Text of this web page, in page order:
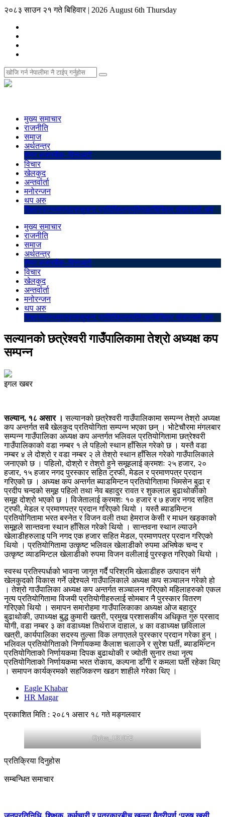
२०८३ साउन २१ गते बिहिवार | 2026 August 6th Thursday
मुख्य समाचार
राजनीति
समाज
अर्थतन्त्र
शेयर बजारबैंक–वित्तअटो
विचार
खेलकुद
अन्तर्वार्ता
मनोरन्जन
थप अरु
शिक्षास्वास्थ्यप्रवाससुचना प्रविधिपत्रपत्रिकाबिचित्र संसारब्लो अप
मुख्य समाचार
राजनीति
समाज
अर्थतन्त्र
शेयर बजारबैंक–वित्तअटो
विचार
खेलकुद
अन्तर्वार्ता
मनोरन्जन
थप अरु
शिक्षास्वास्थ्यप्रवाससुचना प्रविधिपत्रपत्रिकाबिचित्र संसारब्लो अप
सल्यानको छत्रेश्वरी गाउँपालिकामा तेश्रो अध्यक्ष कप
सम्पन्न
इगल खबर
सल्यान, १८ असार ।सल्यानको छत्रेश्वरी गाउँपालिकामा सम्पन्न तेश्रो अध्यक्ष
कप अन्तर्गत सबै खेलकुद प्रतियोगिता सम्पन्न भएका छन् । भोटेचौरमा मंगलबार
सम्पन्न गाउँपालिका अध्यक्ष कप अन्तर्गत भलिवल प्रतियोगितामा छत्रेश्वरी
गाउँपालिकाको वडा नम्बर १ ले पहिलो स्थान हाँसिल गरेको छ । यस्तै वडा
नम्बर ४ ले दोश्रो र वडा नम्बर २ ले तेश्रो स्थान हाँसिल गरेको गाउँपालिकाले
जनाएको छ । पहिलो, दोश्रो र तेश्रो हुने समूहलाई क्रमशः २५ हजार, २०
हजार, १५ हजार नगद पुरस्कार सहित ट्रफी, मेडल र प्रमाणपत्र प्रदान
गरिएको छ । अध्यक्ष कप अन्तर्गत ब्याडमिन्टन प्रतियोगितामा भिमसेन बुढा र
प्रदीप चन्दको समूह पहिलो तथा नेव बहादुर रावत र शुकलाल बुढाथोकीको
समूह दोश्रो भएको छ । विजेतालाई क्रमशः १० हजार र ७ हजार नगद सहित
ट्रफी, मेडल र प्रमाणपत्र प्रदान गरिएको थियो । यस्तै ब्याडमिन्टन
प्रतियोगितामा भरत बस्नेत र विजन वली तथा हेमराज केसी र माधन खड्काको
समूहले सान्तवना स्थान हाँसिल गरेको थियो । सान्तवना स्थान ल्याउने
खेलाडीहरुलाइ पनि नगद एक हजार सहित मेडल, प्रमाणपत्र प्रदान गरिएको
थियो । प्रतियोगितामा उत्कृष्ट भलिवल खेलाडीको रुपमा अभिषेक चन्द र
उत्कृष्ट व्याडमिन्टल खेलाडीको रुपमा विजन वलीलाई पुरस्कृत गरिएको थियो ।
स्वस्थ प्रतिस्पर्धाको भावना जागृत गर्दै परिश्रमि खेलाडीहरु उत्पादन संगै
खेलकुदको विकास गर्ने उद्देश्यले गाउँपालिकाले अध्यक्ष कप सञ्चालन गरेको हो
। तेश्रो गाउँपालिका अध्यक्ष कप अन्तर्गत सञ्चालन गरिएको महिलाहरुको एकल
नृत्य प्रतियोगितामा विजयी प्रतियोगीहरुलाई सोमबार नै पुरस्कार वितरण
गरिएको थियो । समापन समारोहमा गाउँपालिकाका अध्यक्ष ओज बहादुर
बुढाथोकी, उपाध्यक्ष बुद्ध कुमारी खत्री, प्रमुख प्रशासकीय अधिकृत गुरु प्रसाद
योगी, वडा नम्बर ३ का वडाध्यक्ष तिर्थराज दाहाल, ४ का वडाध्यक्ष छविलाल
खत्री, कार्यपालिका सदस्य तुल्सा विक लगाएतले पुरस्कार प्रदान गरेका हुन् ।
भलिवल प्रतियोगिताको निर्णायकमा कैलाश चलाउने र सुरेश घर्ती, ब्याडमिन्टन
प्रतियोगिताको निर्णायकमा दिपक बुढाथोकी र ज्योती सुनार तथा नृत्य
प्रतियोगिताको निर्णायकमा भरत रोकाय, कल्पना डाँगी र कमला घर्ती रहेका थिए
। समापन कार्यक्रमको सहजिकरण खडग शाहीले गरेका थिए ।
Eagle Khabar
HR Magar
प्रकाशित मिति : २०८१ असार १८ गते मङ्गलवार
Oplus_131072
प्रतिक्रिया दिनुहोस
सम्बन्धित समाचार